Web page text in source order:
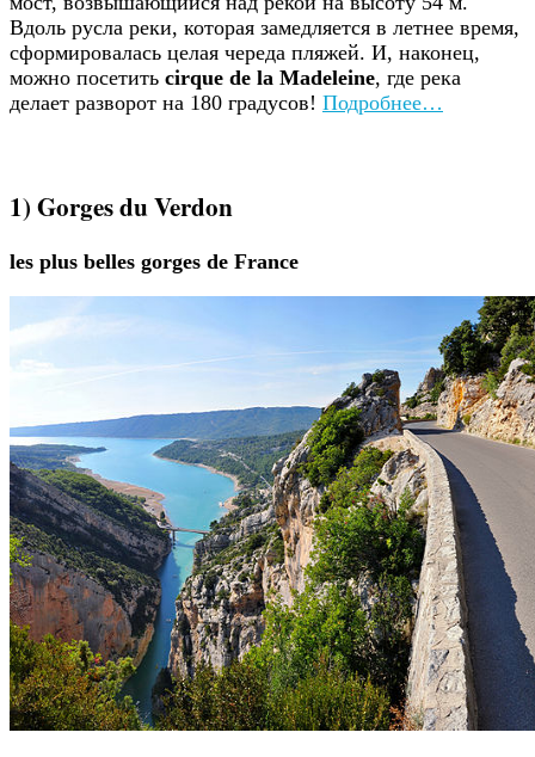
Вдоль русла реки, которая замедляется в летнее время,
сформировалась целая череда пляжей. И, наконец,
можно посетить cirque de la Madeleine, где река
делает разворот на 180 градусов! Подробнее…
1) Gorges du Verdon
les plus belles gorges de France